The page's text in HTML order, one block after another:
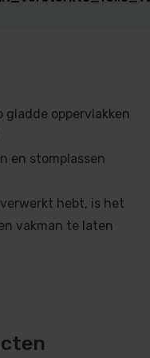
TOUCH en
dan andere
met reliëf,
te zien zijn
zo
oppervlakken
gladde oppervlakken
en stomplassen
hebt, is het
vakman te laten